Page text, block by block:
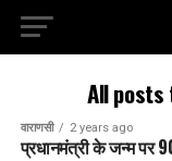
All posts
वाराणसी 2 years ago
प्रधानमंत्री के जन्म पर